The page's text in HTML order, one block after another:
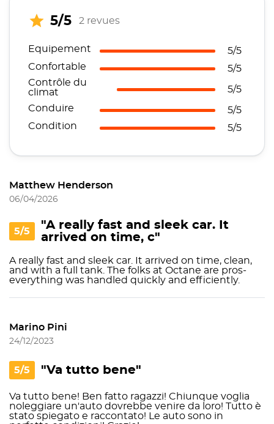
5/5 2 revues
Equipement
5/5
Confortable
5/5
Contrôle du
climat
5/5
Conduire
5/5
Condition
5/5
Matthew Henderson
06/04/2026
5/5
"A really fast and sleek car. It
arrived on time, c"
A really fast and sleek car. It arrived on time, clean,
and with a full tank. The folks at Octane are pros-
everything was handled quickly and efficiently.
Marino Pini
24/12/2023
5/5 "Va tutto bene"
Va tutto bene! Ben fatto ragazzi! Chiunque voglia
noleggiare un'auto dovrebbe venire da loro! Tutto è
stato spiegato e raccontato! Le auto sono in